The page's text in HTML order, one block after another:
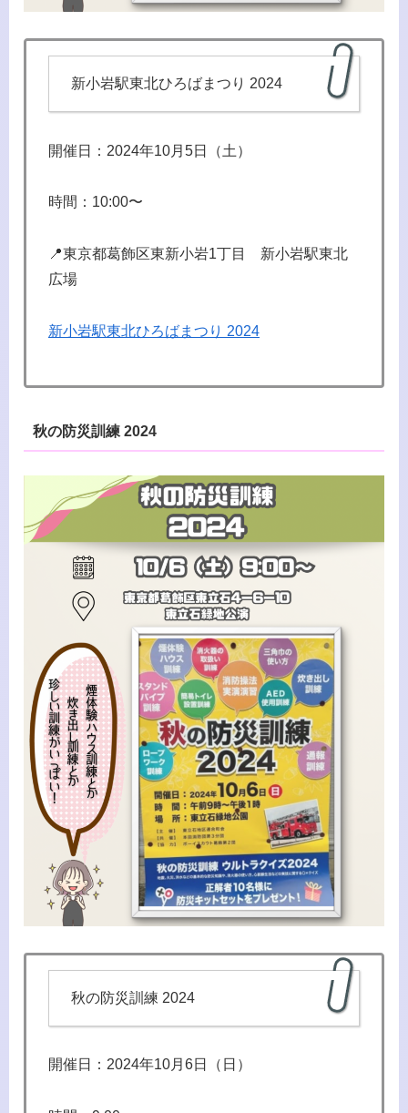
新小岩駅東北ひろばまつり 2024
開催日：2024年10月5日（土）
時間：10:00〜
📍東京都葛飾区東新小岩1丁目 新小岩駅東北
広場
新小岩駅東北ひろばまつり 2024
秋の防災訓練 2024
秋の防災訓練 2024
開催日：2024年10月6日（日）